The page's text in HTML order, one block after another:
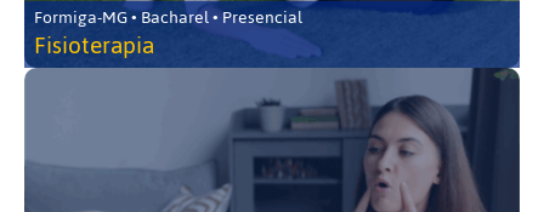
Formiga-MG • Bacharel • Presencial
Fisioterapia